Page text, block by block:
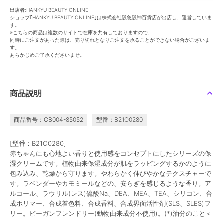
ィック
出店者:HANKYU BEAUTY ONLINE
ショップ｢HANKYU BEAUTY ONLINE｣は株式会社阪急阪神百貨店が出店し、運営していま
す。
※こちらの商品は複数のサイトで在庫を共有しておりますので、
同時にご注文があった際は、売り切れとなりご注文を承ることができない場合がございま
す。
あらかじめご了承くださいませ。
商品説明
商品番号：CB004-85052 型番：B21O0280
[型番：B21O0280]
赤ちゃんにも心地よい香りと使用感をコンセプトにしたシリーズの保
湿クリームです。植物由来保湿成分が肌をラッピングするかのように
包み込み、乾燥から守ります。やわらかく伸びやかなテクスチャーで
す。ラベンダーやカモミールなどの、安らぎを感じるような香り。ア
ルコール、ラウリル(レス)硫酸Na、DEA、MEA、TEA、シリコン、合
成ポリマー、合成着色料、合成香料、合成界面活性剤(SLS、SLES)フ
リー。ビーガンフレンドリー(動物由来成分不使用)。(*)油分のこと＜